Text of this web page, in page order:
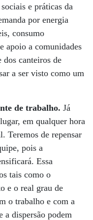
e práticas da
por energia
consumo
apoio a comunidades
dos canteiros de
a ser visto como um
de trabalho. Já
em qualquer hora
Teremos de repensar
pois a
Essa
tais como o
e o real grau de
o trabalho e com a
dispersão podem